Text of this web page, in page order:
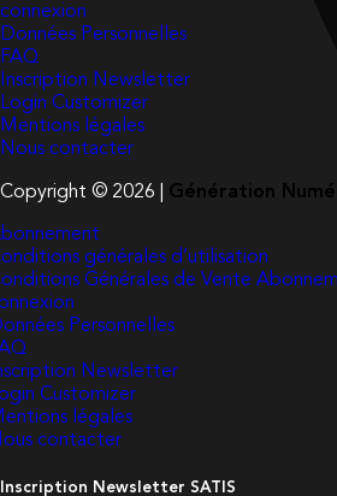
connexion
Données Personnelles
FAQ
Inscription Newsletter
Login Customizer
Mentions légales
Nous contacter
Copyright © 2026 | Génération
générales d’utilisation
Générales de Vente
Personnelles
Newsletter
Customizer
légales
contacter
Inscription Newsletter SATIS